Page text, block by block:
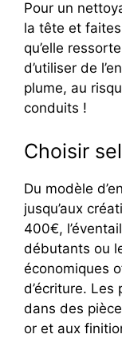
Pour un
la tête et faites
qu’elle
d’utiliser de
plume, au
conduits !
Choisir
Du modèle
jusqu’aux
400€,
débutants ou
économiques
d’écriture.
dans des
or et aux